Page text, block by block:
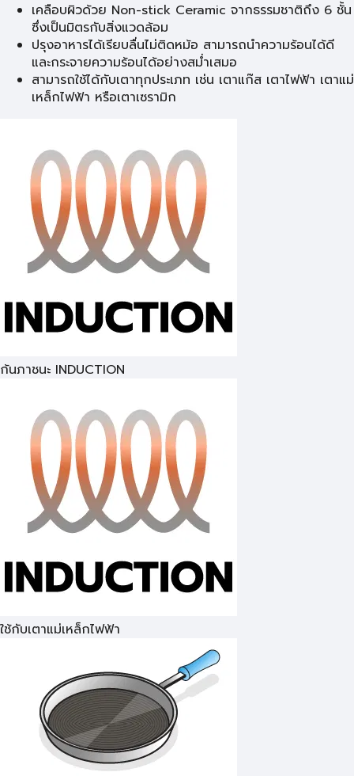
เคลือบผิวด้วย Non-stick Ceramic จากธรรมชาติถึง 6 ชั้น
ซึ่งเป็นมิตรกับสิ่งแวดล้อม
ปรุงอาหารได้เรียบลื่นไม่ติดหม้อ สามารถนำความร้อนได้ดี
และกระจายความร้อนได้อย่างสม่ำเสมอ
สามารถใช้ได้กับเตาทุกประเภท เช่น เตาแก๊ส เตาไฟฟ้า เตาแม่
เหล็กไฟฟ้า หรือเตาเซรามิก
ก้นภาชนะ INDUCTION
ใช้กับเตาแม่เหล็กไฟฟ้า